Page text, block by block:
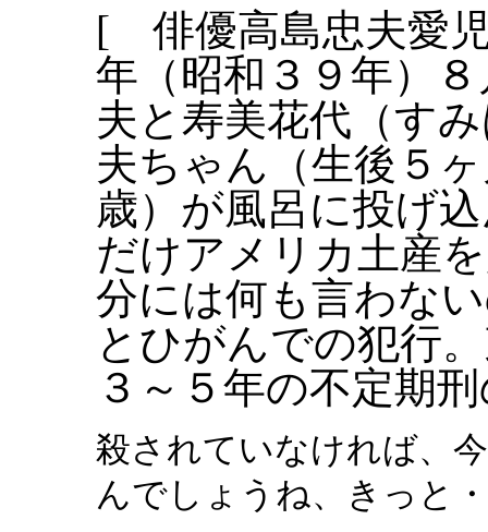
[ 俳優高島忠夫愛
年（昭和３９年）
夫と寿美花代（す
夫ちゃん（生後５
歳）が風呂に投げ
だけアメリカ土産
分には何も言わな
とひがんでの犯行
３～５年の不定期
殺されていなければ、
んでしょうね、きっと